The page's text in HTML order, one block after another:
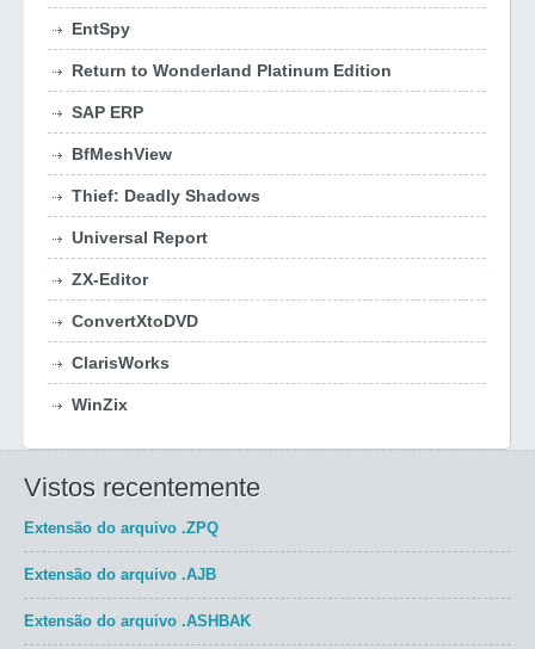
EntSpy
Return to Wonderland Platinum Edition
SAP ERP
BfMeshView
Thief: Deadly Shadows
Universal Report
ZX-Editor
ConvertXtoDVD
ClarisWorks
WinZix
Vistos recentemente
Extensão do arquivo .ZPQ
Extensão do arquivo .AJB
Extensão do arquivo .ASHBAK